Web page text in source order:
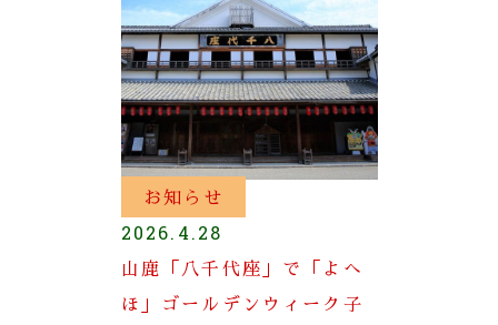
お知らせ
2026.4.28
山鹿「八千代座」で「よへ
ほ」ゴールデンウィーク子